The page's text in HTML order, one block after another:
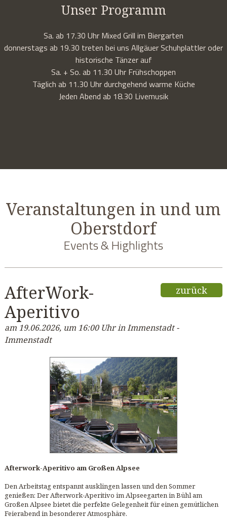
Unser Programm
Sa. ab 17.30 Uhr Mixed Grill im Biergarten
donnerstags ab 19.30 treten bei uns Allgäuer Schuhplattler oder
historische Tänzer auf
Sa. + So. ab 11.30 Uhr Frühschoppen
Täglich ab 11.30 Uhr durchgehend warme Küche
Jeden Abend ab 18.30 Livemusik
Veranstaltungen in und um
Oberstdorf
Events & Highlights
zurück
AfterWork-
Aperitivo
am 19.06.2026, um 16:00 Uhr in Immenstadt -
Immenstadt
Afterwork-Aperitivo am Großen Alpsee
Den Arbeitstag entspannt ausklingen lassen und den Sommer
genießen: Der Afterwork-Aperitivo im Alpseegarten in Bühl am
Großen Alpsee bietet die perfekte Gelegenheit für einen gemütlichen
Feierabend in besonderer Atmosphäre.